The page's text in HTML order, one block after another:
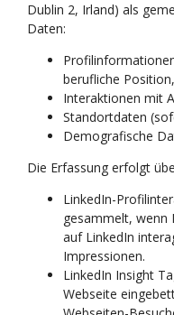
Dublin 2, Irland) als
Daten:
berufliche
Interaktionen mit
Standortdaten
Demografische
Die Erfassung erfolgt
LinkedIn-
gesammelt, wenn
auf LinkedIn
Impressionen.
LinkedIn Insight
Webseite